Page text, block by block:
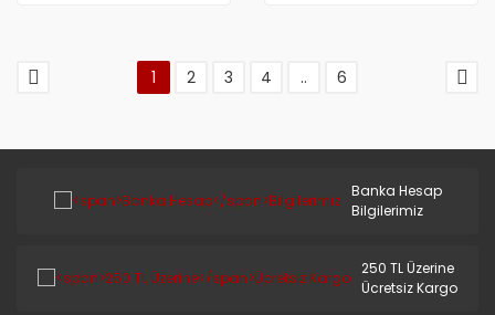
1 2 3 4 .. 6
Banka Hesap
Bilgilerimiz
250 TL Üzerine
Ücretsiz Kargo